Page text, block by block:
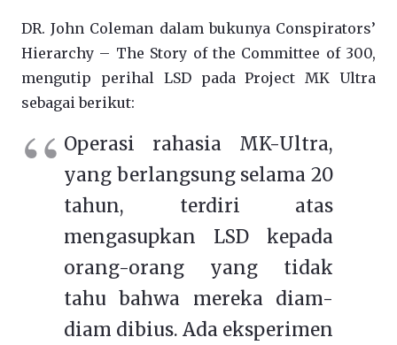
DR. John Coleman dalam bukunya Conspirators’
Hierarchy – The Story of the Committee of 300,
mengutip perihal LSD pada Project MK Ultra
sebagai berikut:
Operasi rahasia MK-Ultra,
yang berlangsung selama 20
tahun, terdiri atas
mengasupkan LSD kepada
orang-orang yang tidak
tahu bahwa mereka diam-
diam dibius. Ada eksperimen